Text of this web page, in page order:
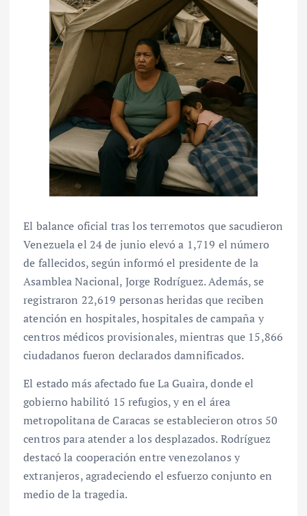
El balance oficial tras los terremotos que sacudieron
Venezuela el 24 de junio elevó a 1,719 el número
de fallecidos, según informó el presidente de la
Asamblea Nacional, Jorge Rodríguez. Además, se
registraron 22,619 personas heridas que reciben
atención en hospitales, hospitales de campaña y
centros médicos provisionales, mientras que 15,866
ciudadanos fueron declarados damnificados.
El estado más afectado fue La Guaira, donde el
gobierno habilitó 15 refugios, y en el área
metropolitana de Caracas se establecieron otros 50
centros para atender a los desplazados. Rodríguez
destacó la cooperación entre venezolanos y
extranjeros, agradeciendo el esfuerzo conjunto en
medio de la tragedia.